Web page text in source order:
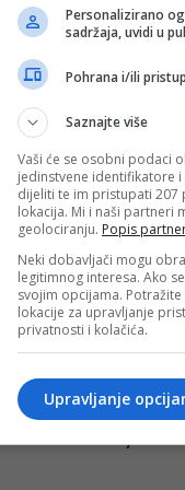
Koševa: Da li je
i Hercegovine
Rudar, evo statusa
FK Rudar Prijedor
čak četiri mjeseca
i FK Rudar
prema
duel sa
Personalizirano
sadržaja, uvidi u
Pohrana i/ili
Saznajte više
Vaši će se osobni podaci
jedinstvene identifikatore
dijeliti te im pristupati
lokacija. Mi i naši partneri
geolociranju. Popis
Neki dobavljači mogu
legitimnog interesa. Ako
svojim opcijama.
lokacije za upravljanje
privatnosti i kolačića.
Upravljanje